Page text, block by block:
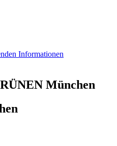
Informationen
München